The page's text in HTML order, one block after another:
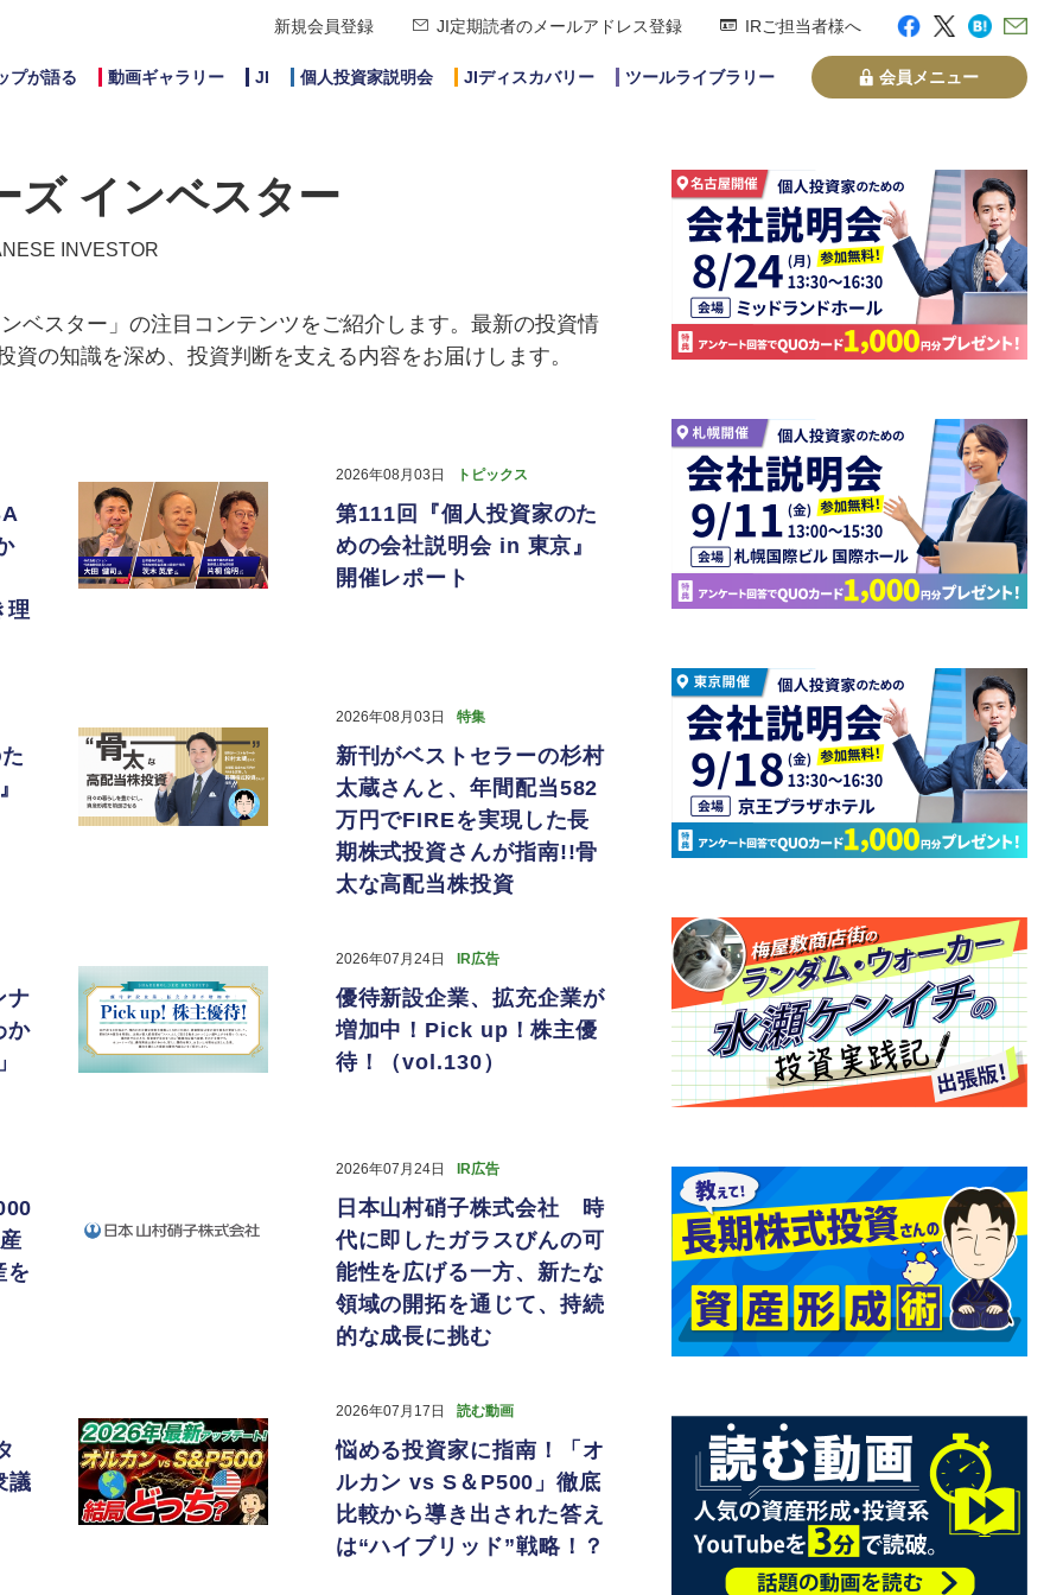
新規会員登録 JI定期読者のメールアドレス登録 IRご担当者様へ
プが語る 動画ギャラリー JI 個人投資家説明会 JIディスカバリー ツールライブラリー 会員メニュー
ズ インベスター
INVESTOR
ベスター」の注目コンテンツをご紹介します。最新の投資情
の知識を深め、投資判断を支える内容をお届けします。
理
2026年08月03日 トピックス
第111回『個人投資家のた
めの会社説明会 in 東京』
開催レポート
2026年08月03日 特集
新刊がベストセラーの杉村
太蔵さんと、年間配当582
万円でFIREを実現した長
期株式投資さんが指南!!骨
太な高配当株投資
ナ
か
2026年07月24日 IR広告
優待新設企業、拡充企業が
増加中！Pick up！株主優
待！（vol.130）
を
2026年07月24日 IR広告
日本山村硝子株式会社 時
代に即したガラスびんの可
能性を広げる一方、新たな
領域の開拓を通じて、持続
的な成長に挑む
議
2026年07月17日 読む動画
悩める投資家に指南！「オ
ルカン vs S＆P500」徹底
比較から導き出された答え
は“ハイブリッド”戦略！？